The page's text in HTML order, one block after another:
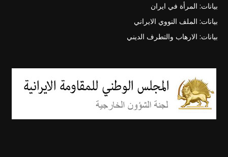
بيانات: المرأة في ايران
بيانات: الملف النووي الايراني
بيانات: الارهاب والتطرف الديني